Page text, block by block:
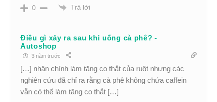
0 Trả lời
Điều gì xảy ra sau khi uống cà phê? -
Autoshop
3 năm trước
[…] nhân chính làm tăng co thắt của ruột nhưng các
nghiên cứu đã chỉ ra rằng cà phê không chứa caffein
vẫn có thể làm tăng co thắt […]